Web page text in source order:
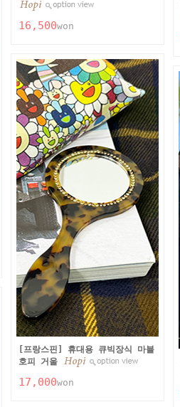
16,500won
[프랑스핀] 휴대용 큐빅장식 마블
호피 거울
17,000won